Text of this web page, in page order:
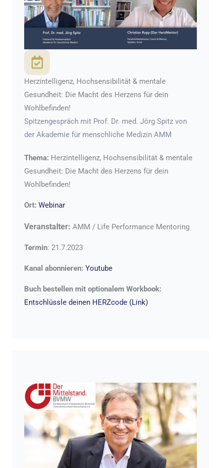
Herzintelligenz, Hochsensibilität & mentale
Gesundheit: Die Macht des Herzens für dein
Wohlbefinden!
Spitzengespräch mit Prof. Dr. med. Jörg Spitz von
der Akademie für menschliche Medizin AMM
Thema: Herzintelligenz, Hochsensibilität & mentale
Gesundheit: Die Macht des Herzens für dein
Wohlbefinden!
Ort: Webinar
Veranstalter: AMM / Life Performance Mentoring
Termin: 21.7.2023
Kanal abonnieren: Youtube
Buch bestellen mit optionalem Workbook:
Entschlüssle deinen HERZcode (Link)